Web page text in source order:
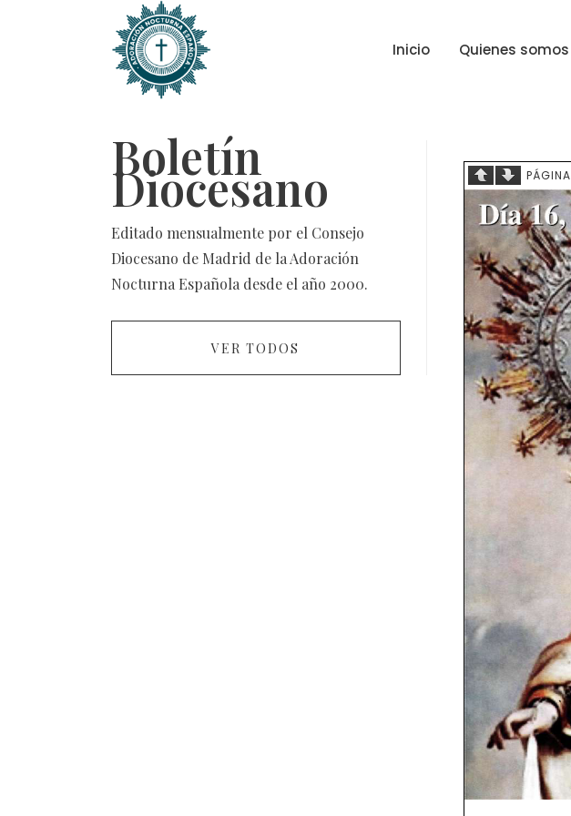
Inicio Quienes somos
Boletín
Diocesano
Editado mensualmente por el Consejo
Diocesano de Madrid de la Adoración
Nocturna Española desde el año 2000.
VER TODOS
PÁGINA